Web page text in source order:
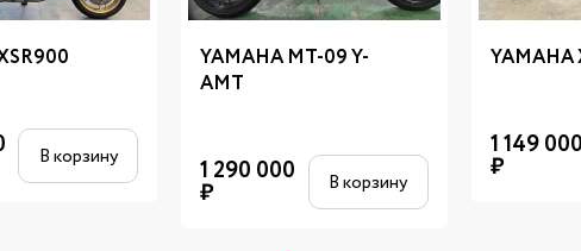
В корзину
YAMAHA MT-09 Y-
AMT
1 290 000
₽ В корзину
YAMAHA
1 149 000
₽